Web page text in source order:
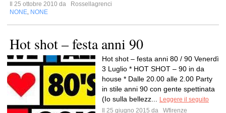
Il 25 ottobre 2010 da
Rossellagrenci
NONE NONE
Hot shot – festa anni 90
Hot shot – festa anni 80 / 90 Venerdì
3 Luglio * HOT SHOT – 90 in da
house * Dalle 20.00 alle 2.00 Party
in stile anni 90 con gente spettinata
(Io sulla bellezz...
Leggere il seguito
Il 25 giugno 2015 da
Wfirenze